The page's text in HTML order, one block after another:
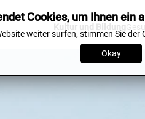
Kultur und Bildung
Cookies, um Ihnen ein
weiter surfen, stimmen Sie der
Okay